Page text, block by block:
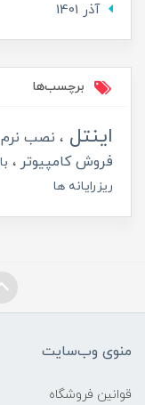
آذر 1401
برچسب‌ها
اینتل نصب نرم
فروش کامپیوتر
ریزرایانه ها
منوی وب‌سایت
قوانین فروشگاه